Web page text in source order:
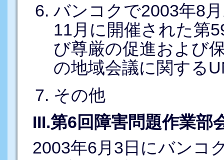
バンコクで2003年8
11月に開催された第
び尊厳の促進および
の地域会議に関する
その他
III.第6回障害問題作業部
2003年6月3日にバンコ